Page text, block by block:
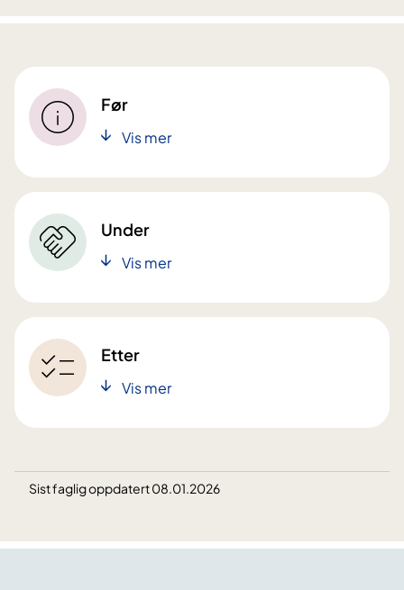
Før
Vis mer
Under
Vis mer
Etter
Vis mer
Sist faglig oppdatert 08.01.2026